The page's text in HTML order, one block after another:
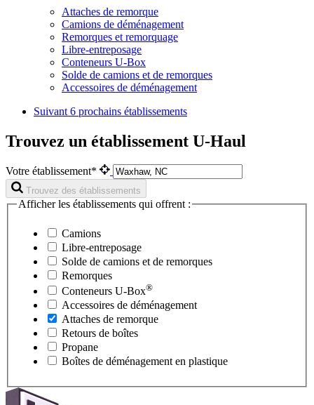
Attaches de remorque
Camions de déménagement
Remorques et remorquage
Libre-entreposage
Conteneurs U-Box
Solde de camions et de remorques
Accessoires de déménagement
Suivant 6 prochains établissements
Trouvez un établissement U-Haul
Votre établissement*
Trouvez des établissements
Afficher les établissements qui offrent :
Camions
Libre-entreposage
Solde de camions et de remorques
Remorques
Conteneurs U-Box®
Accessoires de déménagement
Attaches de remorque
Retours de boîtes
Propane
Boîtes de déménagement en plastique